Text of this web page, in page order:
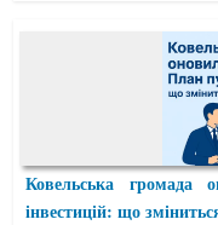
Ковельська громада
інвестицій: що